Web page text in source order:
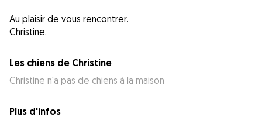
Au plaisir de vous rencontrer.
Christine.
Les chiens de Christine
Christine n'a pas de chiens à la maison
Plus d'infos